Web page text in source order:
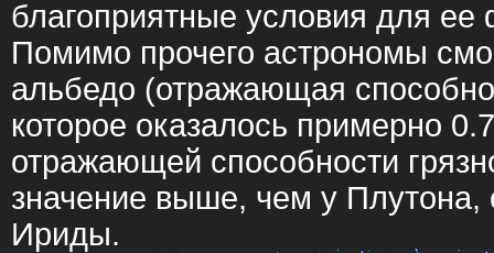
благоприятные условия для
Помимо прочего астрономы
альбедо (отражающая
которое оказалось примерно
отражающей способности
значение выше, чем у Плутона,
Ириды.